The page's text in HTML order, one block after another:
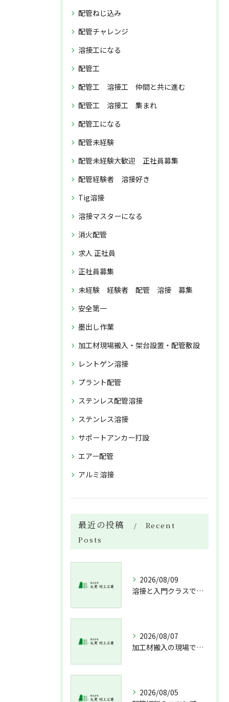
配管ねじ込み
配管チャレンジ
溶接工になる
配管工
配管工 溶接工 仲間と共に進む
配管工 溶接工 集まれ
配管工になる
配管未経験
配管未経験大歓迎 正社員募集
配管経験者 溶接好き
Tig溶接
溶接マスターになる
消火配管
求人 正社員
正社員募集
未経験 経験者 配管 溶接 募集
安全第一
墨出し作業
加工材現場搬入・架台設置・配管敷設
レントゲン溶接
プラント配管
ステンレス配管溶接
ステンレス溶接
サポートアンカー打設
エアー配管
アルミ溶接
最近の投稿
Recent
Posts
2026/08/09
溶接と入門クラスで配管技術を身につける未経験経験不問の北海道札幌市新冠郡新冠町ガイド
2026/08/07
加工材搬入の現場で押さえておきたい流れと架台設置配管敷設までの実務解説
2026/08/05